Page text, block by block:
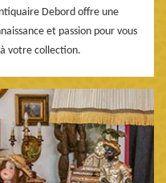
Debord offre une
et passion pour vous
votre collection.